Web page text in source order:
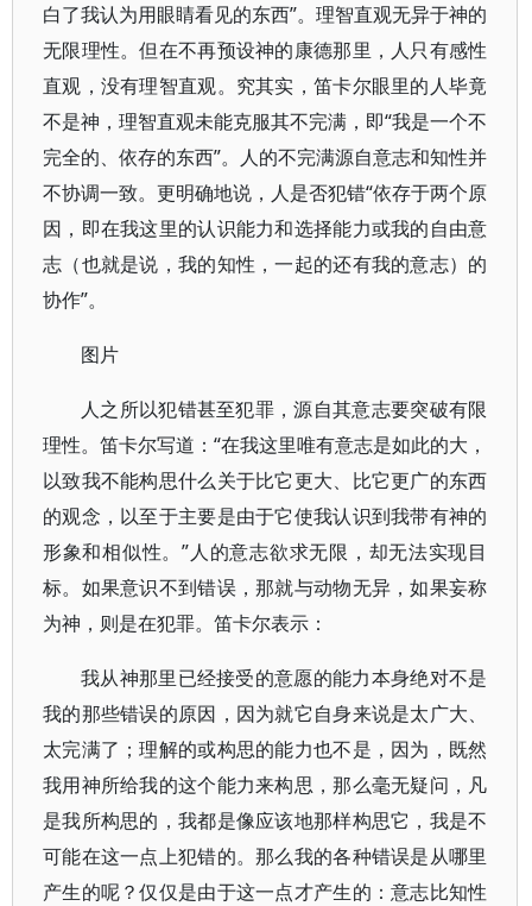
白了我认为用眼睛看见的东西”。理智直观无异于神的
无限理性。但在不再预设神的康德那里，人只有感性
直观，没有理智直观。究其实，笛卡尔眼里的人毕竟
不是神，理智直观未能克服其不完满，即“我是一个不
完全的、依存的东西”。人的不完满源自意志和知性并
不协调一致。更明确地说，人是否犯错“依存于两个原
因，即在我这里的认识能力和选择能力或我的自由意
志（也就是说，我的知性，一起的还有我的意志）的
协作”。
图片
人之所以犯错甚至犯罪，源自其意志要突破有限
理性。笛卡尔写道：“在我这里唯有意志是如此的大，
以致我不能构思什么关于比它更大、比它更广的东西
的观念，以至于主要是由于它使我认识到我带有神的
形象和相似性。”人的意志欲求无限，却无法实现目
标。如果意识不到错误，那就与动物无异，如果妄称
为神，则是在犯罪。笛卡尔表示：
我从神那里已经接受的意愿的能力本身绝对不是
我的那些错误的原因，因为就它自身来说是太广大、
太完满了；理解的或构思的能力也不是，因为，既然
我用神所给我的这个能力来构思，那么毫无疑问，凡
是我所构思的，我都是像应该地那样构思它，我是不
可能在这一点上犯错的。那么我的各种错误是从哪里
产生的呢？仅仅是由于这一点才产生的：意志比知性